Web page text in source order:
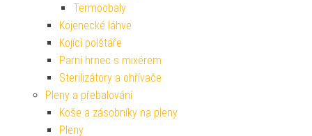
Termoobaly
Kojenecké láhve
Kojící polštáře
Parní hrnec s mixérem
Sterilizátory a ohřívače
Pleny a přebalování
Koše a zásobníky na pleny
Pleny